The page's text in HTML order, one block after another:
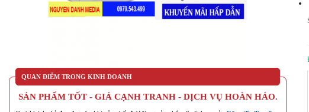
QUAN ĐIỂM TRONG KINH DOANH
SẢN PHẨM TỐT - GIÁ CẠNH TRANH - DỊCH VỤ HOÀN HẢO.